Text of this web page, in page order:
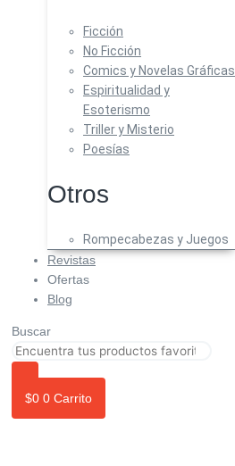
Ficción
No Ficción
Comics y Novelas Gráficas
Espiritualidad y
Esoterismo
Triller y Misterio
Poesías
Otros
Rompecabezas y Juegos
Revistas
Ofertas
Blog
Buscar
$0 0 Carrito